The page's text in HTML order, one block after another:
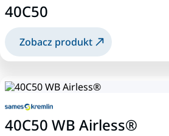
40C50
Zobacz produkt
40C50 WB Airless®